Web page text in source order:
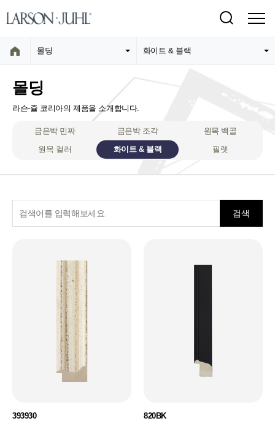
몰딩 화이트 & 블랙
몰딩
라슨-쥴 코리아의 제품을 소개합니다.
금은박 민짜 금은박 조각
원목 백골
원목 컬러
화이트 & 블랙 필렛
검색
393930 820BK